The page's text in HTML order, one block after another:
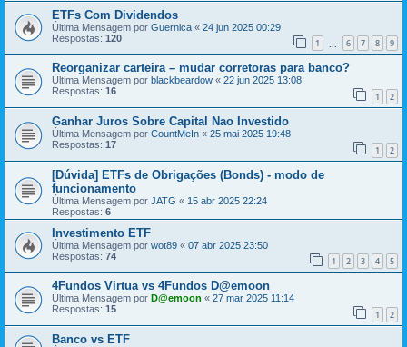
ETFs Com Dividendos
Última Mensagem por Guernica « 24 jun 2025 00:29
Respostas: 120 1 6 7 8 9
Reorganizar carteira – mudar corretoras para banco?
Última Mensagem por blackbeardow « 22 jun 2025 13:08
Respostas: 16 1 2
Ganhar Juros Sobre Capital Nao Investido
Última Mensagem por CountMeIn « 25 mai 2025 19:48
Respostas: 17 1 2
[Dúvida] ETFs de Obrigações (Bonds) - modo de
funcionamento
Última Mensagem por JATG « 15 abr 2025 22:24
Respostas: 6
Investimento ETF
Última Mensagem por wot89 « 07 abr 2025 23:50
Respostas: 74 1 2 3 4 5
4Fundos Virtua vs 4Fundos D@emoon
Última Mensagem por D@emoon « 27 mar 2025 11:14
Respostas: 15 1 2
Banco vs ETF